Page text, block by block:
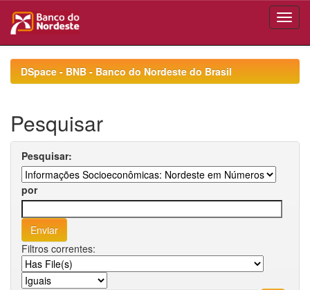
navigationDSpace - BNB - Banco do Nordeste do Brasil
Pesquisar
Pesquisar:
por
Filtros correntes: